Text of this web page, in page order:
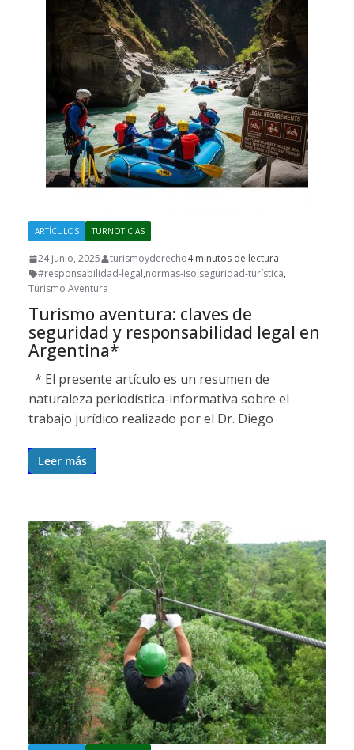
ARTÍCULOS TURNOTICIAS
24 junio, 2025 turismoyderecho4 minutos de lectura
#responsabilidad-legal,normas-iso,seguridad-turística,
Turismo Aventura
Turismo aventura: claves de
seguridad y responsabilidad legal en
Argentina*
* El presente artículo es un resumen de
naturaleza periodística-informativa sobre el
trabajo jurídico realizado por el Dr. Diego
Leer más